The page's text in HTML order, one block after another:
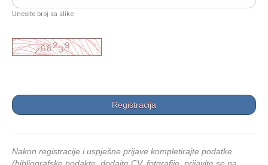
Unesite broj sa slike
Nakon registracije i uspješne prijave kompletirajte podatke